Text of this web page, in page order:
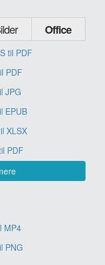
Office
til PDF
PDF
JPG
EPUB
XLSX
PDF
MP4
PNG